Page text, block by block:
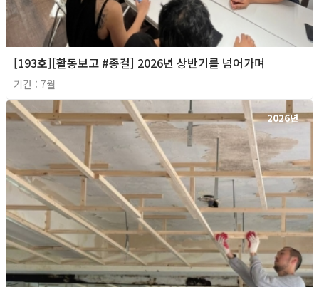
[193호][활동보고 #종걸] 2026년 상반기를 넘어가며
기간 : 7월
2026년